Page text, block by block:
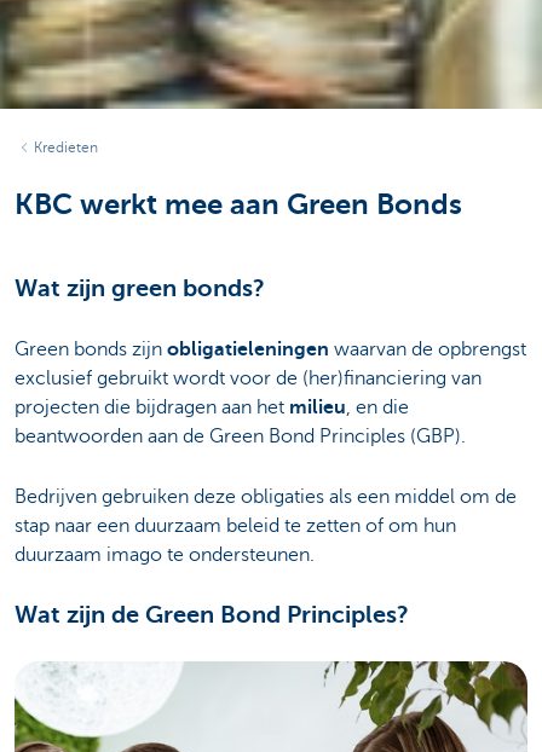
Kredieten
KBC werkt mee aan Green Bonds
Wat zijn green bonds?
Green bonds zijn obligatieleningen waarvan de opbrengst
exclusief gebruikt wordt voor de (her)financiering van
projecten die bijdragen aan het milieu, en die
beantwoorden aan de Green Bond Principles (GBP).
Bedrijven gebruiken deze obligaties als een middel om de
stap naar een duurzaam beleid te zetten of om hun
duurzaam imago te ondersteunen.
Wat zijn de Green Bond Principles?